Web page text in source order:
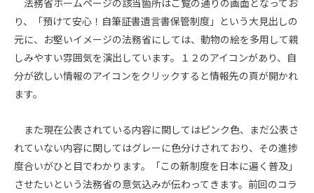
法務省ホームページの該当箇所はご覧の通りの画面となってお
り、「預けて安心！自筆証書遺言書保管制度」という大見出しの
元に、お堅いイメージの法務省にしては、動物の絵を多用して親
しみやすい雰囲気を演出しています。１２のアイコンがあり、自
分が欲しい情報のアイコンをクリックすると情報先の頁が開かれ
ます。
また現在公表されている内容に関してはピンク色、まだ公表さ
れていない内容に関してはグレーに色分けされており、その進捗
度合いがひと目でわかります。「この新制度を日本に遍く普及」
させたいという法務省の意気込みが伝わってきます。前回のコラ